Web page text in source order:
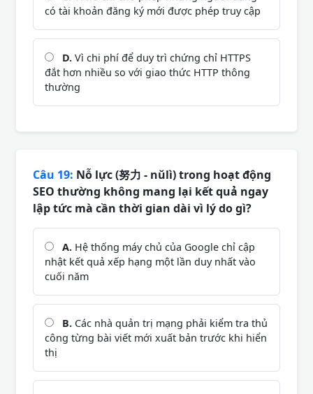
có tài khoản đăng ký mới được phép truy cập
D. Vì chi phí để duy trì chứng chỉ HTTPS
đắt hơn nhiều so với giao thức HTTP thông
thường
Câu 19: Nỗ lực (努力 - nǔlì) trong hoạt động
SEO thường không mang lại kết quả ngay
lập tức mà cần thời gian dài vì lý do gì?
A. Hệ thống máy chủ của Google chỉ cập
nhật kết quả xếp hạng một lần duy nhất vào
cuối năm
B. Các nhà quản trị mạng phải kiểm tra thủ
công từng bài viết mới xuất bản trước khi hiển
thị